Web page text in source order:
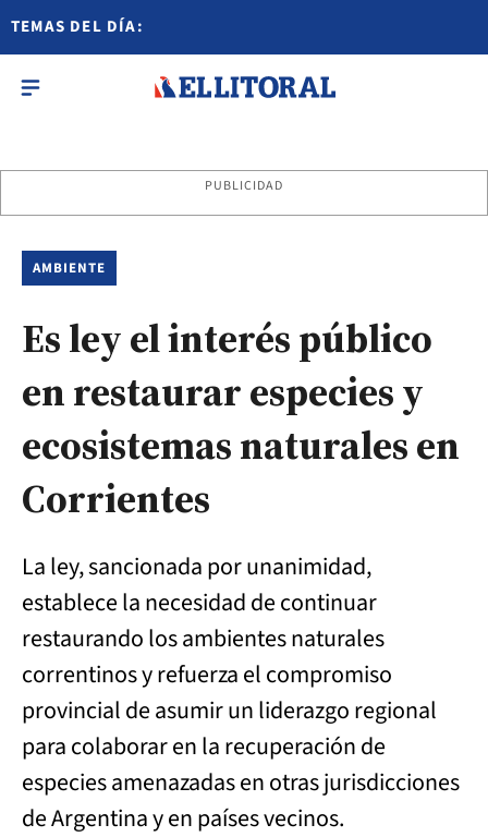
TEMAS DEL DÍA:
PUBLICIDAD
AMBIENTE
Es ley el interés público
en restaurar especies y
ecosistemas naturales en
Corrientes
La ley, sancionada por unanimidad,
establece la necesidad de continuar
restaurando los ambientes naturales
correntinos y refuerza el compromiso
provincial de asumir un liderazgo regional
para colaborar en la recuperación de
especies amenazadas en otras jurisdicciones
de Argentina y en países vecinos.